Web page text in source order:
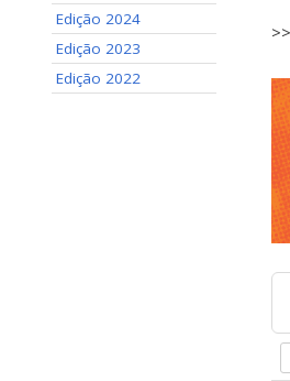
Edição 2024
Edição 2023
Edição 2022